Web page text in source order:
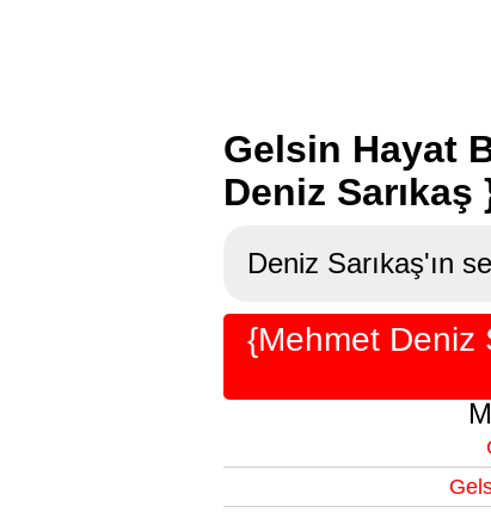
Gelsin Hayat
Deniz Sarıkaş
Deniz Sarıkaş'ın
{Mehmet Deniz